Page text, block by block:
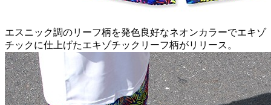
エスニック調のリーフ柄を発色良好なネオンカラーでエキゾ
チックに仕上げたエキゾチックリーフ柄がリリース。